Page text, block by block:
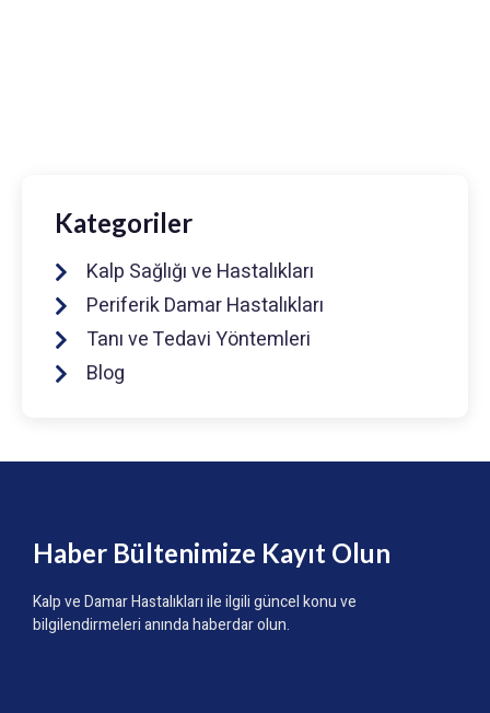
Kategoriler
Kalp Sağlığı ve Hastalıkları
Periferik Damar Hastalıkları
Tanı ve Tedavi Yöntemleri
Blog
Haber Bültenimize Kayıt Olun
Kalp ve Damar Hastalıkları ile ilgili güncel konu ve
bilgilendirmeleri anında haberdar olun.